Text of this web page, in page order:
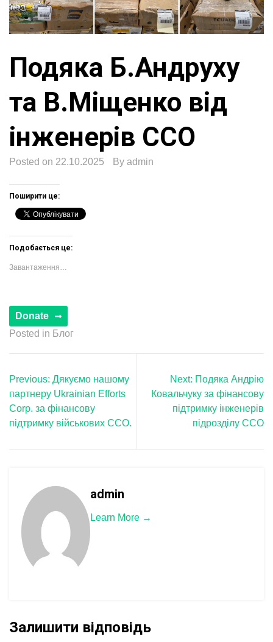
Подяка Б.Андруху
та В.Міщенко від
інженерів ССО
Posted on 22.10.2025 By admin
Поширити це:
Подобається це:
Завантаження…
Posted in Блог
записів
Previous: Дякуємо нашому
партнеру Ukrainian Efforts
Corp. за фінансову
підтримку військових ССО.
Next: Подяка Андрію
Ковальчуку за фінансову
підтримку інженерів
підрозділу ССО
admin
Learn More →
Залишити відповідь